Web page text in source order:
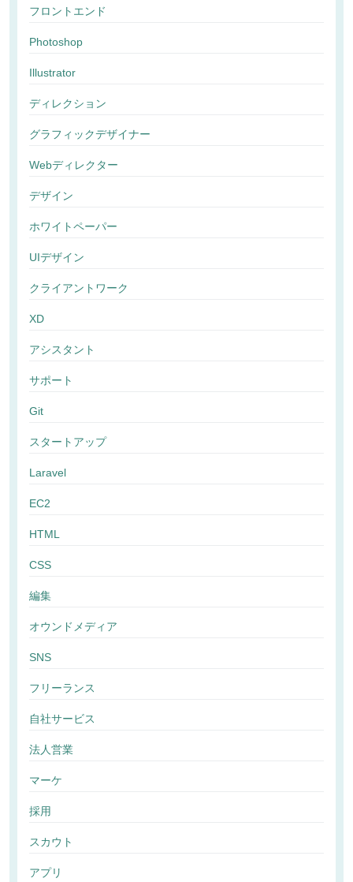
フロントエンド
Photoshop
Illustrator
ディレクション
グラフィックデザイナー
Webディレクター
デザイン
ホワイトペーパー
UIデザイン
クライアントワーク
XD
アシスタント
サポート
Git
スタートアップ
Laravel
EC2
HTML
CSS
編集
オウンドメディア
SNS
フリーランス
自社サービス
法人営業
マーケ
採用
スカウト
アプリ